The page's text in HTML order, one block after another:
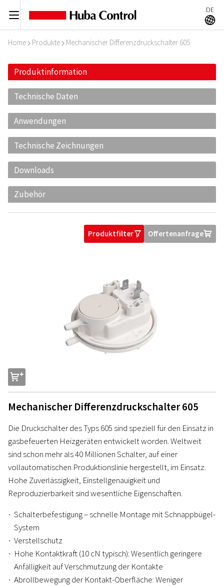
C DE
A
Home I Produkte I Mechanischer Differenzdruckschalter 605
Produktinformation
Technische Daten
Anwendungen
Technische Zeichnungen
Downloads
Zubehör
ProduktfilterO OffertenanfrageU
s
Mechanischer Differenzdruckschalter 605
Die Druckschalter des Typs 605 sind speziell für den Einsatz in
gasbefeuerten Heizgeräten entwickelt worden. Weltweit
sind schon mehr als 40 Millionen Schalter, auf einer
vollautomatischen Produktionslinie hergestellt, im Einsatz.
Hohe Zuverlässigkeit, Einstellgenauigkeit und
Reproduzierbarkeit sind wesentliche Eigenschaften.
Schalterbefestigung – schnelle Montage mit Schnappbügel-
System
Verstellschutz
Hohe Kontaktkraft (10 cN typisch): Wesentlich geringere
Anfälligkeit auf Verschmutzung der Kontakte
Abrollbewegung der Kontakt-Oberfläche: Weniger